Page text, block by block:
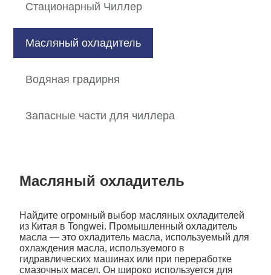
Стационарный Чиллер
Масляный охладитель
Водяная градирня
Запасные части для чиллера
Масляный охладитель
Найдите огромный выбор масляных охладителей
из Китая в Tongwei. Промышленный охладитель
масла — это охладитель масла, используемый для
охлаждения масла, используемого в
гидравлических машинах или при переработке
смазочных масел. Он широко используется для